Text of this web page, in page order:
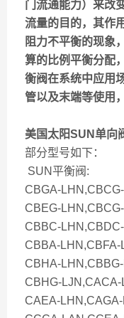
门流通能力）来改
流量的目的，其作
阻力不平衡的现象
算的比例平衡分配
衡阀在系统中应用
管以及末端等使用
美国太阳SUN单向
部分型号如下：
SUN平衡阀:
CBGA-
CBEG-
CBBC-
CBBA-LHN,CBFA-
CBHA-
CBHG-LJN,CACA-
CAEA-